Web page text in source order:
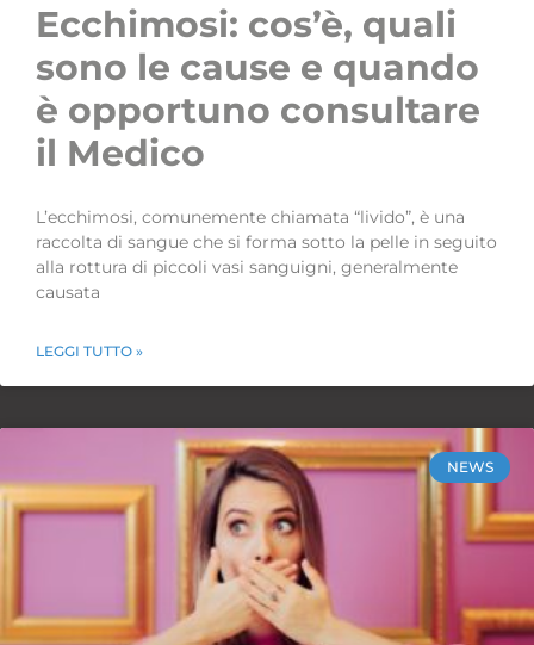
Ecchimosi: cos’è, quali
sono le cause e quando
è opportuno consultare
il Medico
L’ecchimosi, comunemente chiamata “livido”, è una
raccolta di sangue che si forma sotto la pelle in seguito
alla rottura di piccoli vasi sanguigni, generalmente
causata
LEGGI TUTTO »
NEWS